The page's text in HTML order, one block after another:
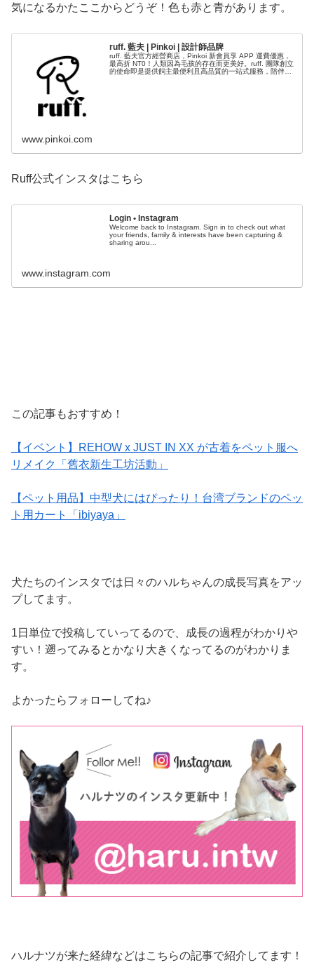
気になるかたここからどうぞ！色も赤と青があります。
ruff. 藍夫 | Pinkoi | 設計師品牌
ruff. 藍夫官方經營商店，Pinkoi 新會員享 APP 運費優惠，
最高折 NT0！人類因為毛孩的存在而更美好。ruff. 團隊創立
的使命即是提供飼主最便利且高品質的一站式服務，陪伴飼
www.pinkoi.com
Ruff公式インスタはこちら
Login • Instagram
Welcome back to Instagram. Sign in to check out what
your friends, family & interests have been capturing &
sharing arou...
www.instagram.com
この記事もおすすめ！
【イベント】REHOW x JUST IN XX が古着をペット服へ
リメイク「舊衣新生工坊活動」
【ペット用品】中型犬にはぴったり！台湾ブランドのペッ
ト用カート「ibiyaya」
犬たちのインスタでは日々のハルちゃんの成長写真をアッ
プしてます。
1日単位で投稿していってるので、成長の過程がわかりや
すい！遡ってみるとかなり大きくなってるのがわかりま
す。
よかったらフォローしてね♪
ハルナツが来た経緯などはこちらの記事で紹介してます！